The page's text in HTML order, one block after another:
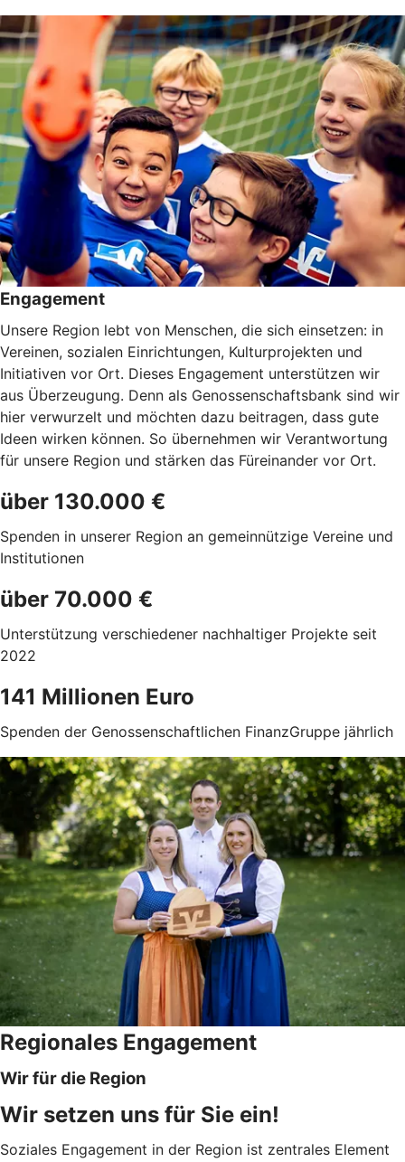
Engagement
Unsere Region lebt von Menschen, die sich einsetzen: in
Vereinen, sozialen Einrichtungen, Kulturprojekten und
Initiativen vor Ort. Dieses Engagement unterstützen wir
aus Überzeugung. Denn als Genossenschaftsbank sind wir
hier verwurzelt und möchten dazu beitragen, dass gute
Ideen wirken können. So übernehmen wir Verantwortung
für unsere Region und stärken das Füreinander vor Ort.
über 130.000 €
Spenden in unserer Region an gemeinnützige Vereine und
Institutionen
über 70.000 €
Unterstützung verschiedener nachhaltiger Projekte seit
2022
141 Millionen Euro
Spenden der Genossenschaftlichen FinanzGruppe jährlich
Regionales Engagement
Wir für die Region
Wir setzen uns für Sie ein!
Soziales Engagement in der Region ist zentrales Element